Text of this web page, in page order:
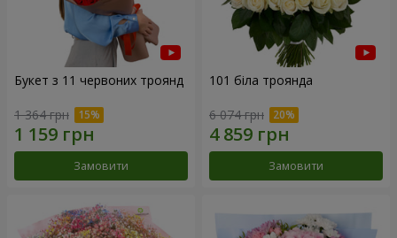
Букет з 11 червоних троянд
1 364 грн
Замовити
101 біла троянда
6 074 грн
Замовити